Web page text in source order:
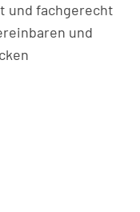
und fachgerecht
und